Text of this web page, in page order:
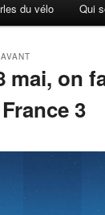
du vélo Qui
mai, on
3